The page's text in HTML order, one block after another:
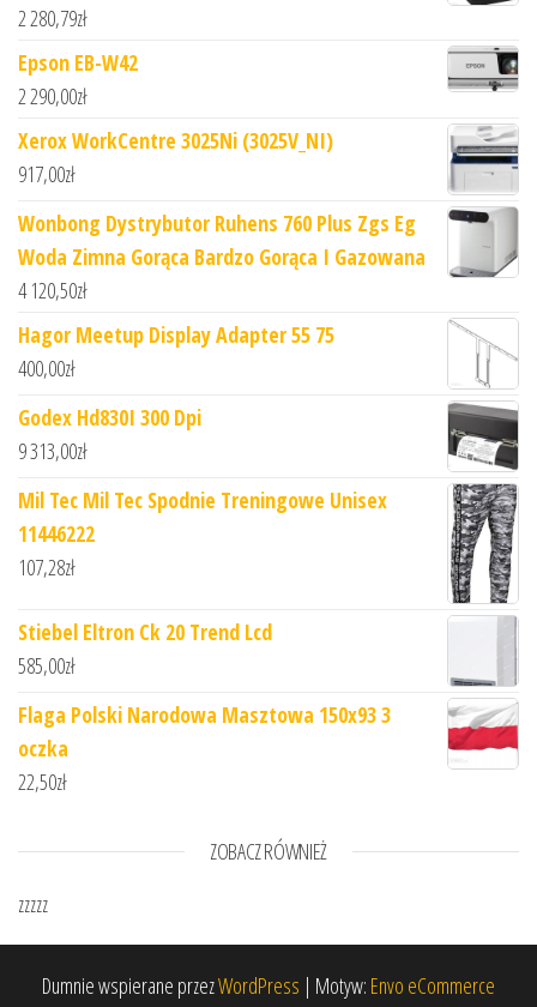
2 280,79zł
Epson EB-W42
2 290,00zł
Xerox WorkCentre 3025Ni (3025V_NI)
917,00zł
Wonbong Dystrybutor Ruhens 760 Plus Zgs Eg
Woda Zimna Gorąca Bardzo Gorąca I Gazowana
4 120,50zł
Hagor Meetup Display Adapter 55 75
400,00zł
Godex Hd830I 300 Dpi
9 313,00zł
Mil Tec Mil Tec Spodnie Treningowe Unisex
11446222
107,28zł
Stiebel Eltron Ck 20 Trend Lcd
585,00zł
Flaga Polski Narodowa Masztowa 150x93 3
oczka
22,50zł
ZOBACZ RÓWNIEŻ
zzzzz
Dumnie wspierane przezWordPress | Motyw: Envo eCommerce